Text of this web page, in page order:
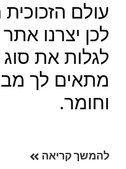
עולם הזכוכית
לכן יצרנו
לגלות את סוג
מתאים לך
וחומר.
להמשך קריאה